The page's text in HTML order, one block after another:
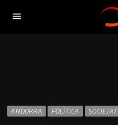
menu
ANDORRA POLÍTICA SOCIETAT